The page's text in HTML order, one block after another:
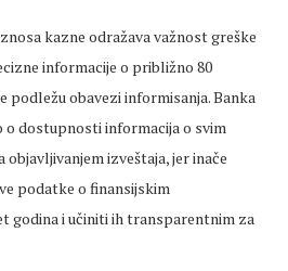
kazne odražava važnost greške
informacije o približno 80
podležu obavezi informisanja. Banka
dostupnosti informacija o svim
izveštaja, jer inače
podatke o finansijskim
godina i učiniti ih transparentnim za